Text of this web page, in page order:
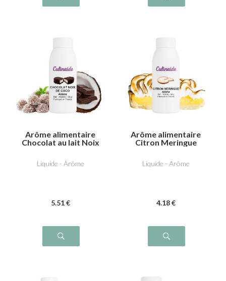
Arôme alimentaire
Chocolat au lait Noix
Liquide - Arôme
5.51 €
Arôme alimentaire
Citron Meringue
Liquide - Arôme
4.18 €